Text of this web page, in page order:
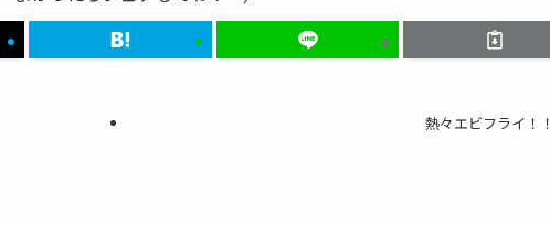
熱々エビフライ！！